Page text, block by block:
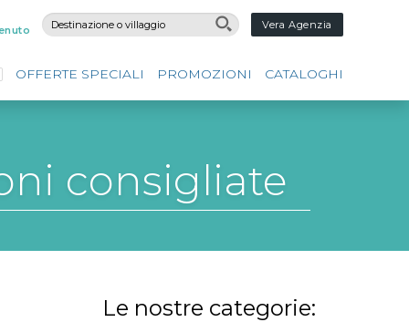
Vera Agenzia
OFFERTE SPECIALI PROMOZIONI CATALOGHI
consigliate
Le nostre categorie: